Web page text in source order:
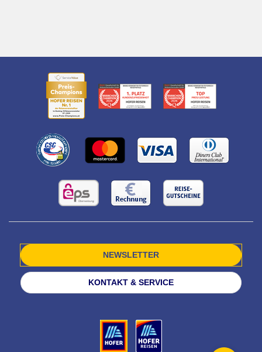
NEWSLETTER
KONTAKT & SERVICE